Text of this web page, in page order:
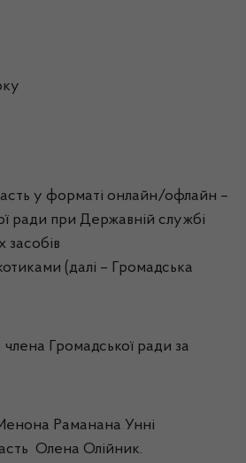
у форматі онлайн/офлайн –
ради при Державній службі
засобів
(далі – Громадська
Громадської ради за
Раманана Унні
Олена Олійник.